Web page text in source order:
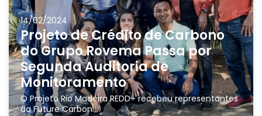
14/02/2024
Projeto de Crédito de Carbono
do Grupo Rovema Passa por
Segunda Auditoria de
Monitoramento
O Projeto Rio Madeira REDD+ recebeu representantes
da Future Carbon...